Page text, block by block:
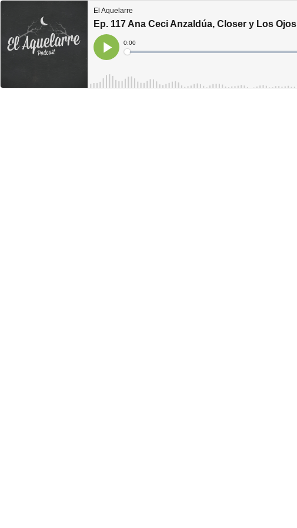
El Aquelarre
Ep. 117 Ana Ceci Anzaldúa, Closer y Los Ojos
Play
Current
Time
0:00
Loaded: